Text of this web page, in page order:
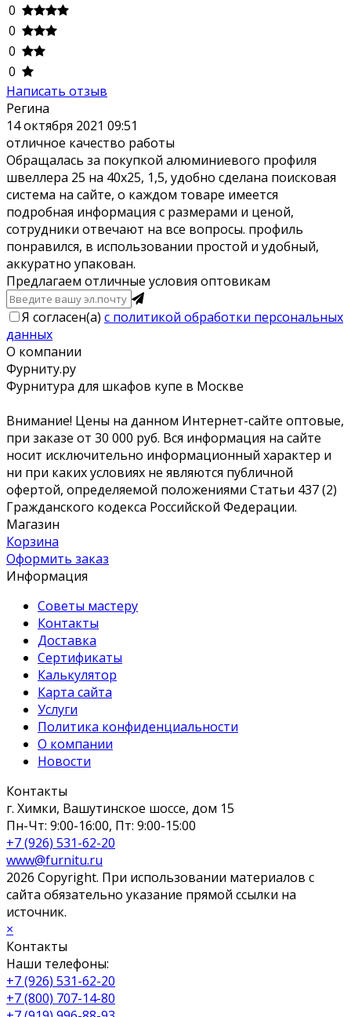
0
0
0
0
Написать отзыв
Регина
14 октября 2021 09:51
отличное качество работы
Обращалась за покупкой алюминиевого профиля
швеллера 25 на 40х25, 1,5, удобно сделана поисковая
система на сайте, о каждом товаре имеется
подробная информация с размерами и ценой,
сотрудники отвечают на все вопросы. профиль
понравился, в использовании простой и удобный,
аккуратно упакован.
Предлагаем отличные условия оптовикам
Я согласен(a) с политикой обработки персональных
данных
О компании
Фурниту.ру
Фурнитура для шкафов купе в Москве
Внимание! Цены на данном Интернет-сайте оптовые,
при заказе от 30 000 руб. Вся информация на сайте
носит исключительно информационный характер и
ни при каких условиях не являются публичной
офертой, определяемой положениями Статьи 437 (2)
Гражданского кодекса Российской Федерации.
Магазин
Корзина
Оформить заказ
Информация
Советы мастеру
Контакты
Доставка
Сертификаты
Калькулятор
Карта сайта
Услуги
Политика конфиденциальности
О компании
Новости
Контакты
г. Химки, Вашутинское шоссе, дом 15
Пн-Чт: 9:00-16:00, Пт: 9:00-15:00
+7 (926) 531-62-20
www@furnitu.ru
2026 Copyright. При использовании материалов с
сайта обязательно указание прямой ссылки на
источник.
×
Контакты
Наши телефоны:
+7 (926) 531-62-20
+7 (800) 707-14-80